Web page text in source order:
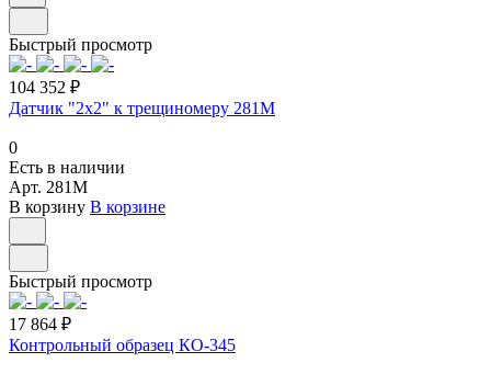
Быстрый просмотр
104 352 ₽
Датчик "2х2" к трещиномеру 281М
0
Есть в наличии
Арт. 281М
В корзину В корзине
Быстрый просмотр
17 864 ₽
Контрольный образец КО-345